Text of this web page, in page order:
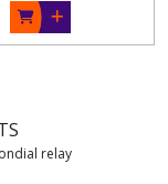
relay